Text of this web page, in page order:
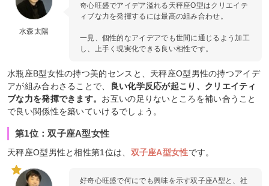
水森太陽
奇心旺盛でアイデア溢れる天秤座O型はクリエイテ
ィブな力を発揮するには最高の組み合わせ。
一見、個性的なアイデアでも世間に通じるよう加工
し、上手く現実化できる良い相性です。
水瓶座B型女性の持つ美的センスと、天秤座O型男性の持つアイデ
アが組み合わさることで、
良い化学反応が起こり、クリエイティ
ブな力を発揮できます。 お互いの足りないところを補い合うこと
で良い関係性を築いていけるでしょう。
第1位：双子座A型女性
天秤座O型男性と相性第1位は、 双子座A型女性です。
好奇心旺盛で何にでも興味を示す双子座A型と、社